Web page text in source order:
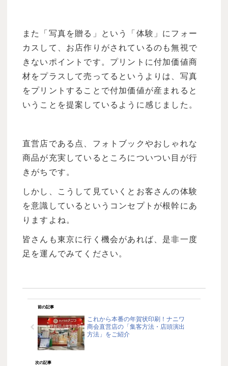
また「写真を贈る」という「体験」にフォー
カスして、お店作りがされているのも無視で
きないポイントです。プリントに付加価値商
材をプラスして売ってるというよりは、写真
をプリントすることで付加価値が産まれると
いうことを提案しているように感じました。
直営店である点、フォトブックやおしゃれな
商品が充実しているところについつい目が行
きがちです。
しかし、こうして見ていくとお客さんの体験
を意識しているというコンセプトが根幹にあ
りますよね。
皆さんも東京に行く機会があれば、是非一度
足を運んでみてください。
前の記事
これから本番の年賀状印刷！ナニワ
商会直営店の「集客方法・店頭演出
方法」をご紹介
次の記事